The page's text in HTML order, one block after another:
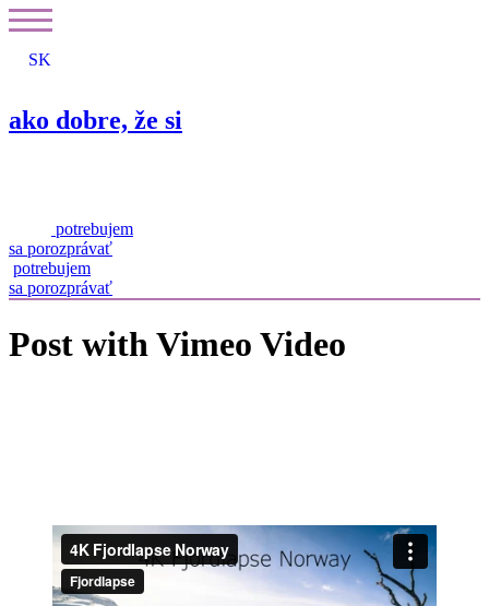
Preskočiť
na
obsah
SK
ako dobre, že si
potrebujem
sa porozprávať
potrebujem
sa porozprávať
Post with Vimeo Video